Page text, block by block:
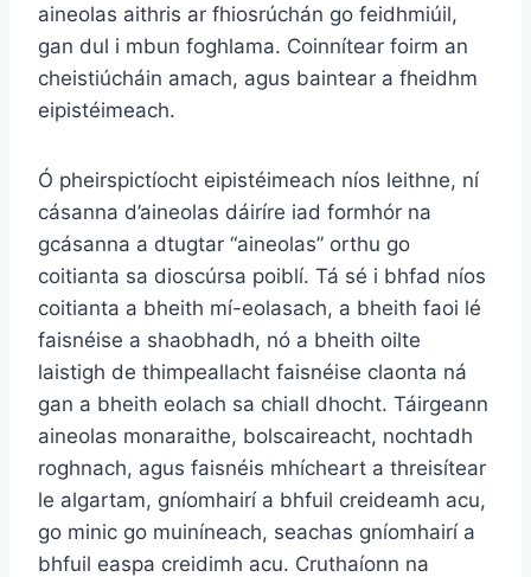
aineolas aithris ar fhiosrúchán go feidhmiúil,
gan dul i mbun foghlama. Coinnítear foirm an
cheistiúcháin amach, agus baintear a fheidhm
eipistéimeach.
Ó pheirspictíocht eipistéimeach níos leithne, ní
cásanna d’aineolas dáiríre iad formhór na
gcásanna a dtugtar “aineolas” orthu go
coitianta sa dioscúrsa poiblí. Tá sé i bhfad níos
coitianta a bheith mí-eolasach, a bheith faoi lé
faisnéise a shaobhadh, nó a bheith oilte
laistigh de thimpeallacht faisnéise claonta ná
gan a bheith eolach sa chiall dhocht. Táirgeann
aineolas monaraithe, bolscaireacht, nochtadh
roghnach, agus faisnéis mhícheart a threisítear
le algartam, gníomhairí a bhfuil creideamh acu,
go minic go muiníneach, seachas gníomhairí a
bhfuil easpa creidimh acu. Cruthaíonn na